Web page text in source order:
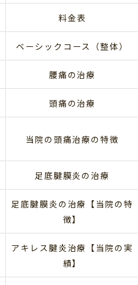
料金表
ベーシックコース（整体）
腰痛の治療
頭痛の治療
当院の頭痛治療の特徴
足底腱膜炎の治療
足底腱膜炎の治療【当院の特
徴】
アキレス腱炎治療【当院の実
績】